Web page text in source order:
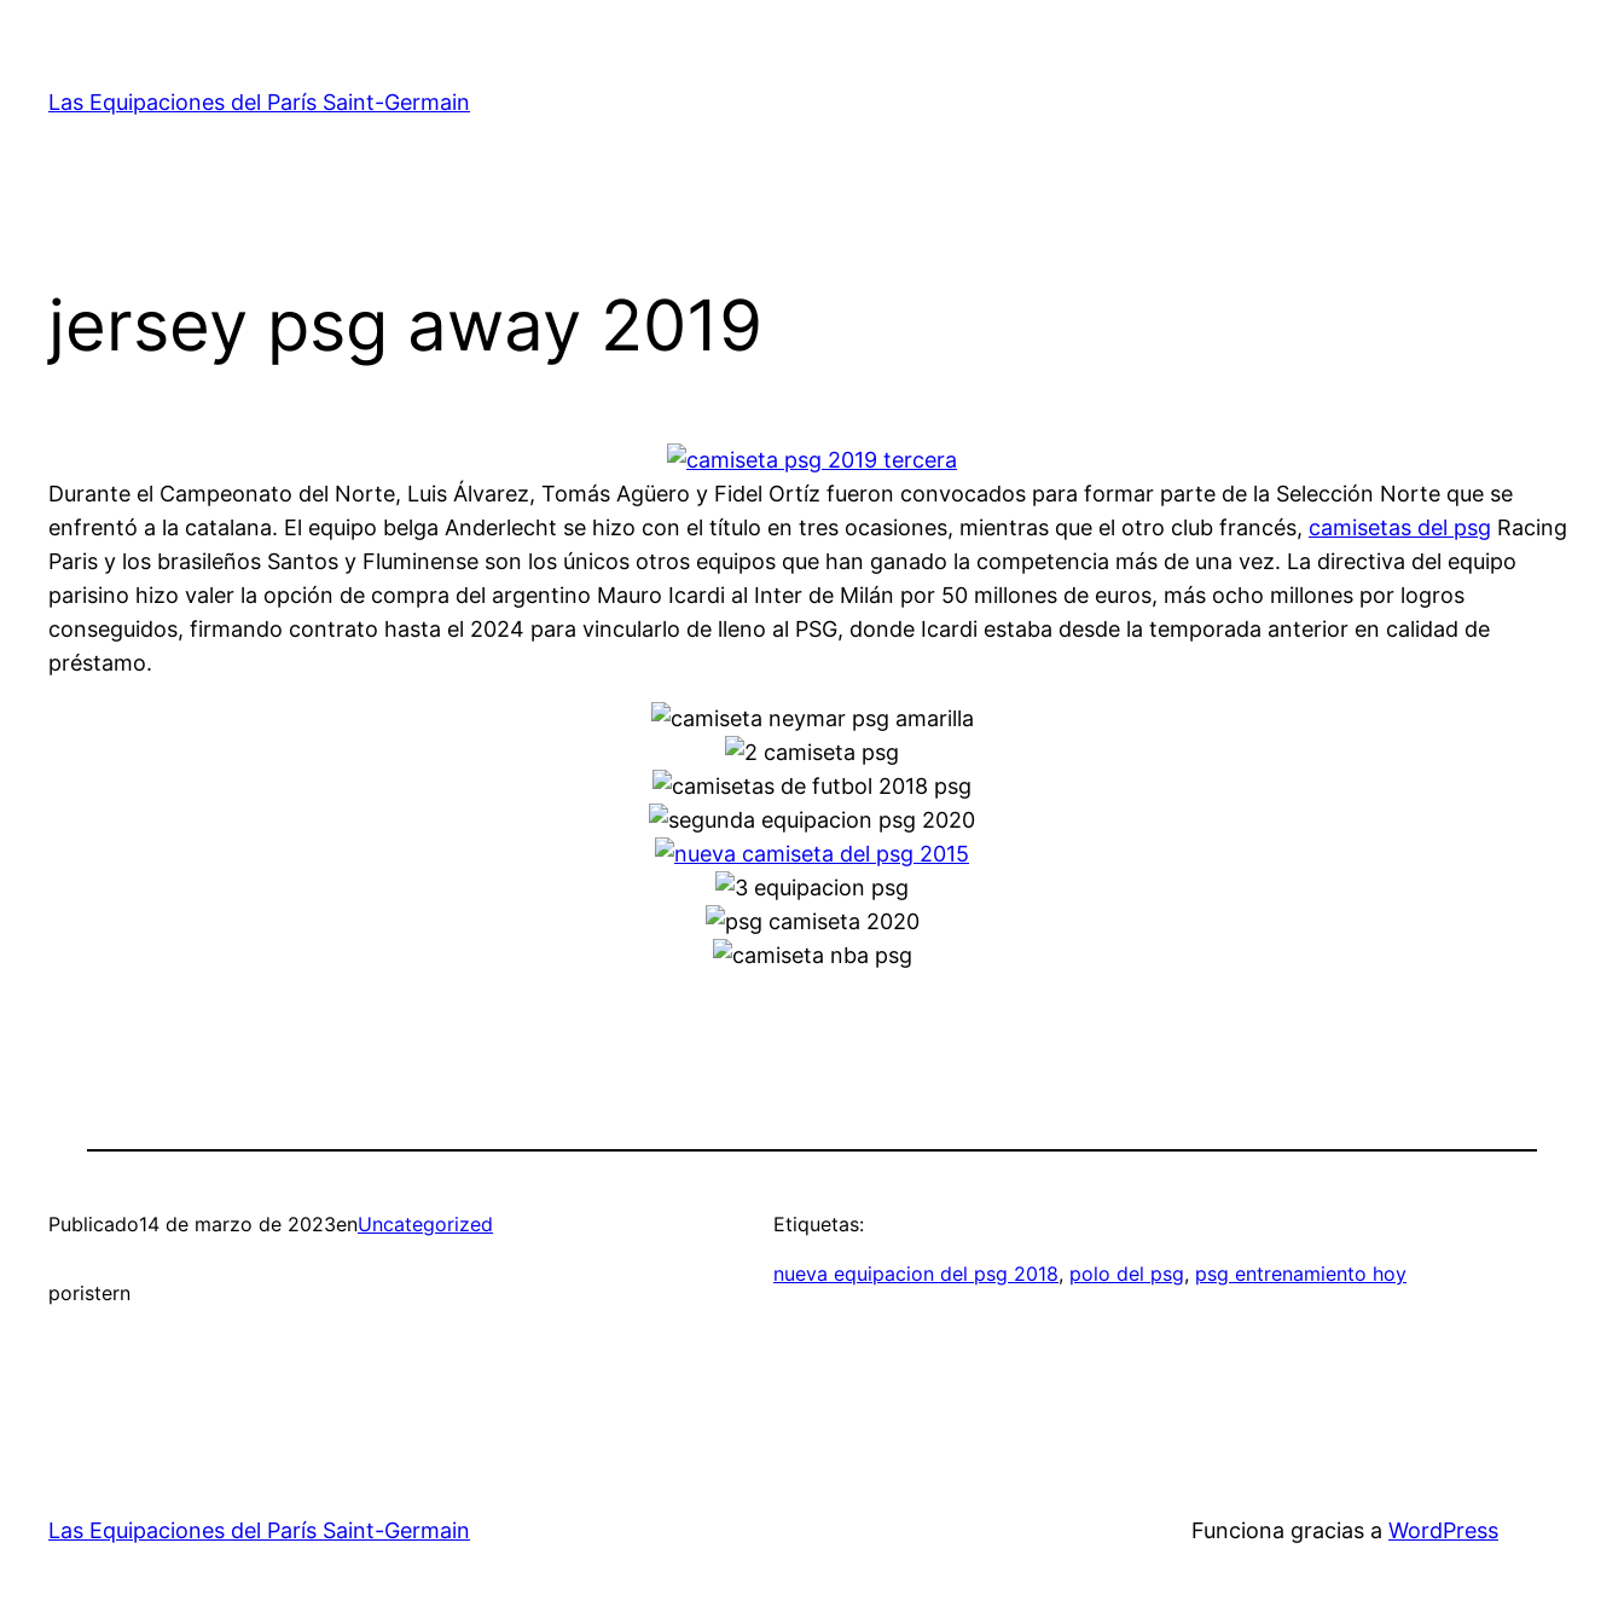
contenido
Las Equipaciones del París Saint-Germain
jersey psg away 2019
Durante el Campeonato del Norte, Luis Álvarez, Tomás Agüero y Fidel Ortíz fueron convocados para formar parte de la Selección Norte que se
enfrentó a la catalana. El equipo belga Anderlecht se hizo con el título en tres ocasiones, mientras que el otro club francés, camisetas del psg Racing
Paris y los brasileños Santos y Fluminense son los únicos otros equipos que han ganado la competencia más de una vez. La directiva del equipo
parisino hizo valer la opción de compra del argentino Mauro Icardi al Inter de Milán por 50 millones de euros, más ocho millones por logros
conseguidos, firmando contrato hasta el 2024 para vincularlo de lleno al PSG, donde Icardi estaba desde la temporada anterior en calidad de
préstamo.
Publicado14 de marzo de 2023enUncategorized
poristern
Etiquetas:
nueva equipacion del psg 2018, polo del psg, psg entrenamiento hoy
Las Equipaciones del París Saint-Germain Funciona gracias a WordPress